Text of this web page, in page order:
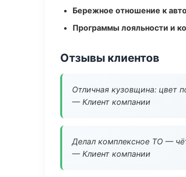
Бережное отношение к
Программы лояльности и
Отзывы клиентов
Отличная кузовщина: цвет
— Клиент компании
Делал комплексное ТО —
— Клиент компании